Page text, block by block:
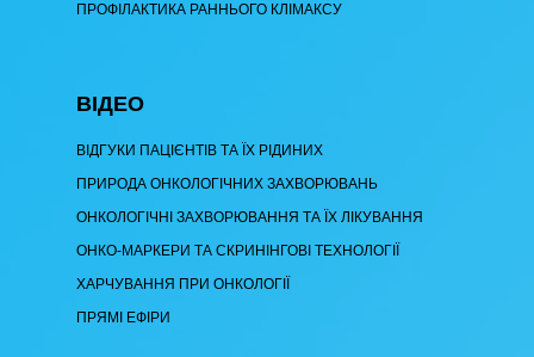
ПРОФІЛАКТИКА РАННЬОГО КЛІМАКСУ
ВІДЕО
ВІДГУКИ ПАЦІЄНТІВ ТА ЇХ РІДИНИХ
ПРИРОДА ОНКОЛОГІЧНИХ ЗАХВОРЮВАНЬ
ОНКОЛОГІЧНІ ЗАХВОРЮВАННЯ ТА ЇХ ЛІКУВАННЯ
ОНКО-МАРКЕРИ ТА СКРИНІНГОВІ ТЕХНОЛОГІЇ
ХАРЧУВАННЯ ПРИ ОНКОЛОГІЇ
ПРЯМІ ЕФІРИ